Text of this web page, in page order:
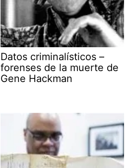
Datos criminalísticos –
forenses de la muerte de
Gene Hackman